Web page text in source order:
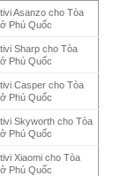
Asanzo cho Tòa
Phú Quốc
Sharp cho Tòa
Phú Quốc
Casper cho Tòa
Phú Quốc
Skyworth cho Tòa
Phú Quốc
Xiaomi cho Tòa
Phú Quốc